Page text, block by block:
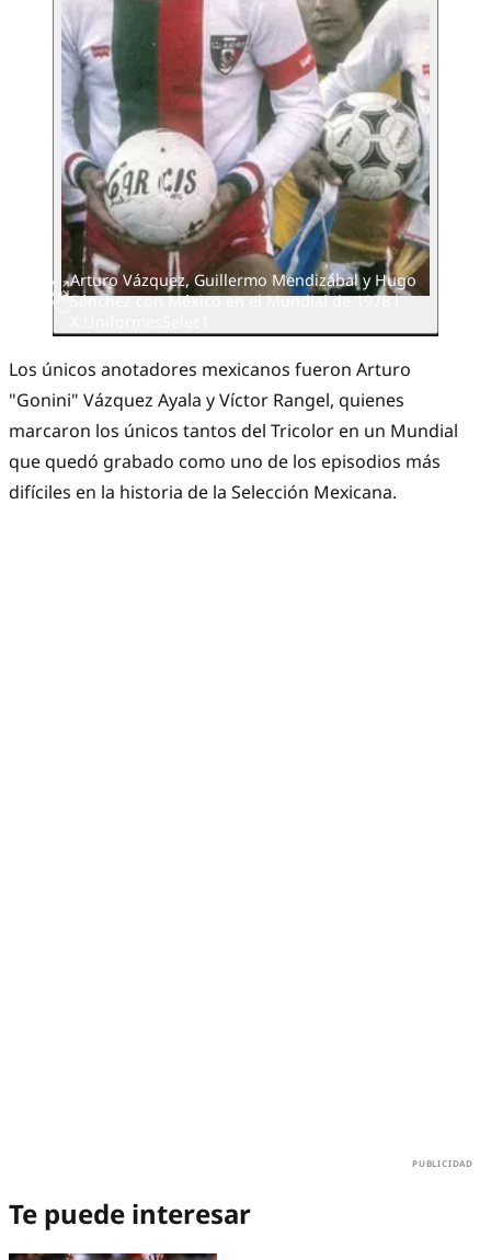
Arturo Vázquez, Guillermo Mendizábal y Hugo
Sánchez con México en el Mundial de 1978 l
Los únicos anotadores mexicanos fueron Arturo
"Gonini" Vázquez Ayala y Víctor Rangel, quienes
marcaron los únicos tantos del Tricolor en un Mundial
que quedó grabado como uno de los episodios más
difíciles en la historia de la Selección Mexicana.
Te puede interesar